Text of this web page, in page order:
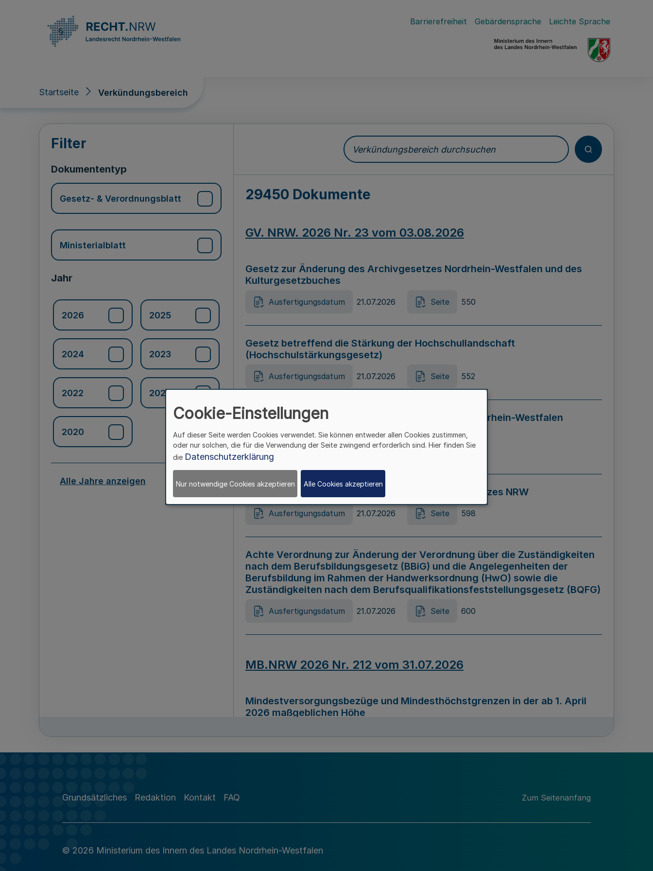
Barrierefreiheit Gebärdensprache Leichte Sprache
Startseite Verkündungsbereich
Verkündungsbereich
Filter
Dokumententyp
Gesetz- & Verordnungsblatt
Ministerialblatt
Jahr
2026 2025
2024 2023
2022 2021
2020
Alle Jahre anzeigen
Verkündungsbereich durchsuchen
29450 Dokumente
GV. NRW. 2026 Nr. 23 vom 03.08.2026
Gesetz zur Änderung des Archivgesetzes Nordrhein-Westfalen und des
Kulturgesetzbuches
Ausfertigungsdatum 21.07.2026 Seite 550
Gesetz betreffend die Stärkung der Hochschullandschaft
(Hochschulstärkungsgesetz)
Ausfertigungsdatum 21.07.2026 Seite 552
Gesetz zur Vermeidung von Diskriminierung in Nordrhein-Westfalen
(Landesantidiskriminierungsgesetz – LADG NRW)
Ausfertigungsdatum 21.07.2026 Seite 595
Gesetz zur Änderung des Online-Casinospiel Gesetzes NRW
Ausfertigungsdatum 21.07.2026 Seite 598
Achte Verordnung zur Änderung der Verordnung über die Zuständigkeiten
nach dem Berufsbildungsgesetz (BBiG) und die Angelegenheiten der
Berufsbildung im Rahmen der Handwerksordnung (HwO) sowie die
Zuständigkeiten nach dem Berufsqualifikationsfeststellungsgesetz (BQFG)
Ausfertigungsdatum 21.07.2026 Seite 600
MB.NRW 2026 Nr. 212 vom 31.07.2026
Mindestversorgungsbezüge und Mindesthöchstgrenzen in der ab 1. April
2026 maßgeblichen Höhe
Richtlinie zur Durchführung des Förderprogramms „Mittelstand Innovativ &
Grundsätzliches Redaktion Kontakt FAQ Zum Seitenanfang
© 2026 Ministerium des Innern des Landes Nordrhein-Westfalen
Cookie-Einstellungen
Auf dieser Seite werden Cookies verwendet. Sie können entweder allen Cookies zustimmen,
oder nur solchen, die für die Verwendung der Seite zwingend erforderlich sind. Hier finden Sie
die Datenschutzerklärung
Nur notwendige Cookies akzeptieren Alle Cookies akzeptieren